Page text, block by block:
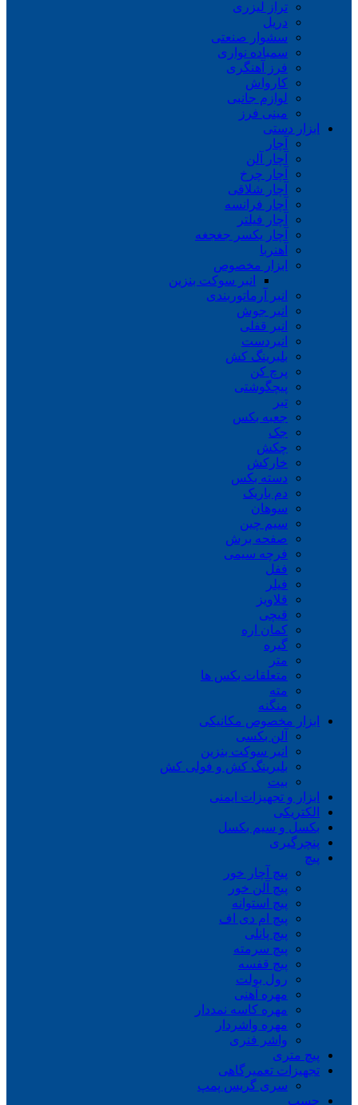
تراز لیزری
دریل
سشوار صنعتی
سمباده نواری
فرز آهنگری
کارواش
لوازم جانبی
مینی فرز
ابزار دستی
آچار
آچار آلن
آچار چرخ
آچار شلاقی
آچار فرانسه
آچار فیلتر
آچار یکسر جغجغه
آهنربا
ابزار مخصوص
انبر سوکت بنزین
انبر آرماتوربندی
انبر جوش
انبر قفلی
انبردست
بلبرینگ کش
پرچ کن
پیچگوشتی
تبر
جعبه بکس
جک
چکش
خارکش
دسته بکس
دم باریک
سوهان
سیم چین
صفحه برش
فرچه سیمی
ففل
فیلر
قلاویز
قیچی
کمان اره
گیره
متر
متعلقات بکس ها
مته
منگنه
ابزار مخصوص مکانیکی
آلن بکسی
انبر سوکت بنزین
بلبرینگ کش و فولی کش
بیت
ابزار و تجهیزات ایمنی
الکتریکی
بکسل و سیم بکسل
پنچرگیری
پیچ
پیچ آچار خور
پیچ آلن خور
پیچ استوانه
پیچ ام دی اف
پیچ پانلی
پیچ سرمته
پیچ قفسه
رول بولت
مهره آهنی
مهره کاسه نمددار
مهره واشردار
واشر فنری
پیچ متری
تجهیزات تعمیرگاهی
سری گریس پمپ
چسب